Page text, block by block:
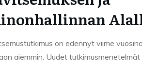
on edennyt viime
aiemmin. Uudet